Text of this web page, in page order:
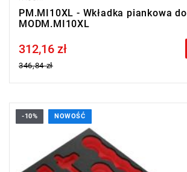
PM.MI10XL - Wkładka piankowa do
MODM.MI10XL
Price tax included
312,16 zł
346,84 zł
-10% NOWOŚĆ